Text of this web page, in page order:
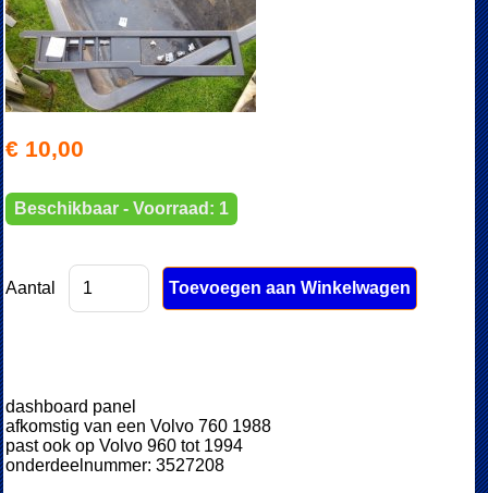
€ 10,00
Beschikbaar - Voorraad: 1
Aantal
dashboard panel
afkomstig van een Volvo 760 1988
past ook op Volvo 960 tot 1994
onderdeelnummer: 3527208